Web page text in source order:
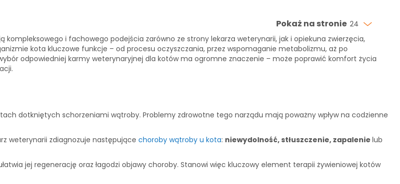
Pokaż na stronie 24
i fachowego podejścia zarówno ze strony lekarza weterynarii, jak i opiekuna zwierzęcia,
kota kluczowe funkcje – od procesu oczyszczania, przez wspomaganie metabolizmu, aż po
odpowiedniej karmy weterynaryjnej dla kotów ma ogromne znaczenie – może poprawić komfort życia
dotkniętych schorzeniami wątroby. Problemy zdrowotne tego narządu mają poważny wpływ na codzienne
weterynarii zdiagnozuje następujące choroby wątroby u kota: niewydolność, stłuszczenie, zapalenie lub
jej regenerację oraz łagodzi objawy choroby. Stanowi więc kluczowy element terapii żywieniowej kotów